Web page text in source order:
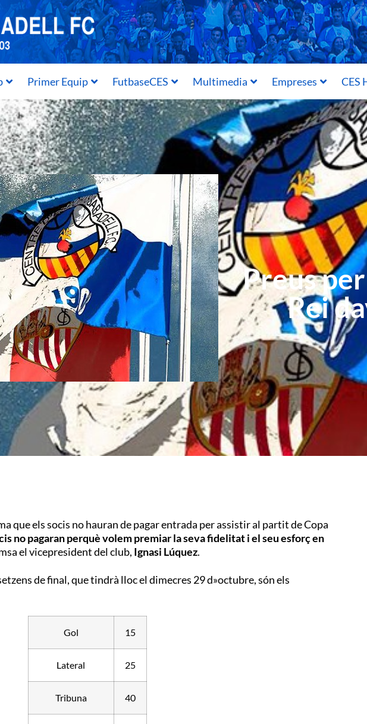
Primer Equip FutbaseCES Multimedia Empreses CES
Preus
Rei
que els socis no hauran de pagar entrada per assistir al partit de Copa
no pagaran perquè volem premiar la seva fidelitat i el seu esforç en
el vicepresident del club, Ignasi Lúquez.
de final, que tindrà lloc el dimecres 29 d»octubre, són els
Gol 15
Lateral 25
Tribuna 40